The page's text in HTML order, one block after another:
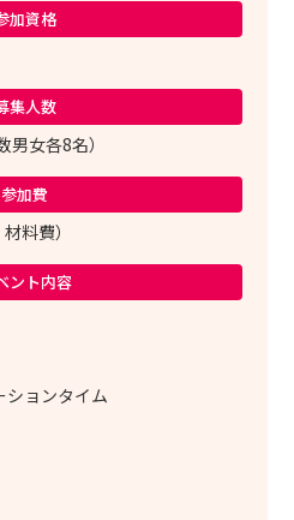
加資格
集人数
女各8名）
参加費
料費）
ント内容
ョンタイム